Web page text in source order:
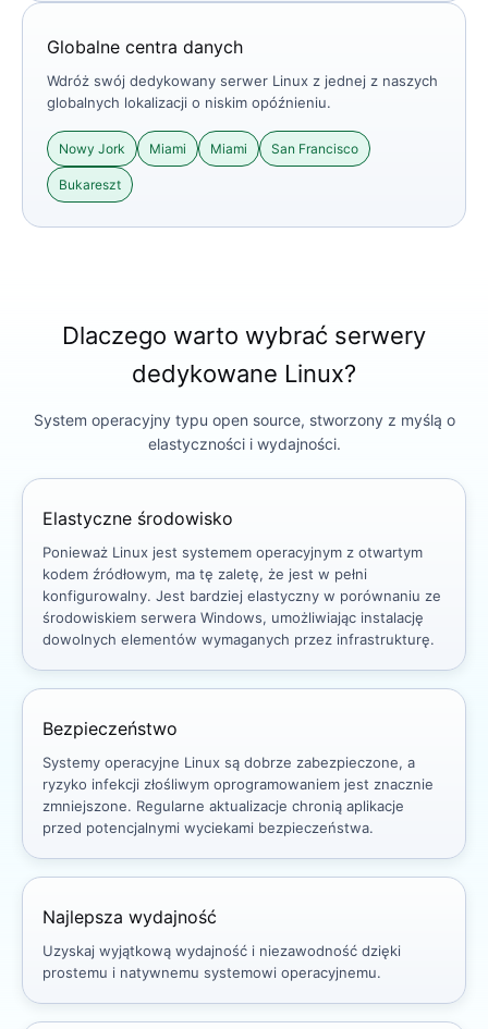
Globalne centra danych
Wdróż swój dedykowany serwer Linux z jednej z naszych
globalnych lokalizacji o niskim opóźnieniu.
Nowy Jork Miami Miami San Francisco
Bukareszt
Dlaczego warto wybrać serwery
dedykowane Linux?
System operacyjny typu open source, stworzony z myślą o
elastyczności i wydajności.
Elastyczne środowisko
Ponieważ Linux jest systemem operacyjnym z otwartym
kodem źródłowym, ma tę zaletę, że jest w pełni
konfigurowalny. Jest bardziej elastyczny w porównaniu ze
środowiskiem serwera Windows, umożliwiając instalację
dowolnych elementów wymaganych przez infrastrukturę.
Bezpieczeństwo
Systemy operacyjne Linux są dobrze zabezpieczone, a
ryzyko infekcji złośliwym oprogramowaniem jest znacznie
zmniejszone. Regularne aktualizacje chronią aplikacje
przed potencjalnymi wyciekami bezpieczeństwa.
Najlepsza wydajność
Uzyskaj wyjątkową wydajność i niezawodność dzięki
prostemu i natywnemu systemowi operacyjnemu.